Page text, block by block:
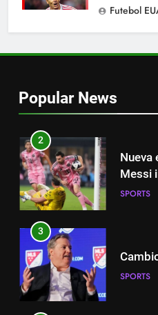
Futebol
Popular News
SPORTS
el
2
Nueva
Messi
SPORTS
3
SPORTS